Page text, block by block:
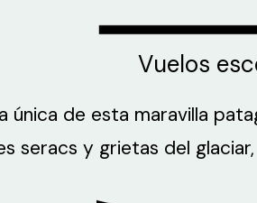
Vuelos
de esta maravilla
seracs y grietas del